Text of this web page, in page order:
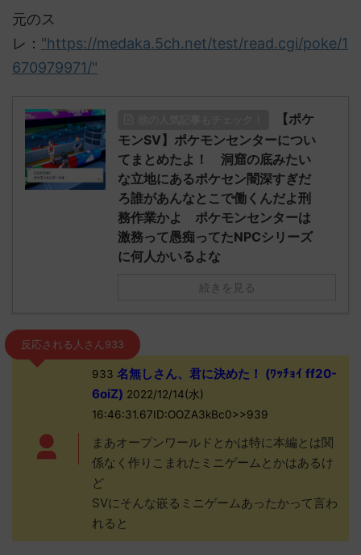
元のス
レ： "https://medaka.5ch.net/test/read.cgi/poke/1
670979971/"
【ポケ
モンSV】ポケモンセンターについ
てまとめたよ！ 洞窟の底みたい
な立地にあるポケセン闇深すぎだ
ろ誰があんなとこで働くんだよ刑
務作業かよ ポケモンセンターは
激務って愚痴ってたNPCシリーズ
に何人かいるよな
続きを見る
反応される人さん933
933 名無しさん、君に決めた！ (ﾜｯﾁｮｲ ff20-
6oiZ) 2022/12/14(水)
16:46:31.67ID:OOZA3kBc0>>939
まあオープンワールドとかは特に本編とは関
係なく作りこまれたミニゲームとかはあるけ
ど
SVにそんな嵌るミニゲームあったかって言わ
れると